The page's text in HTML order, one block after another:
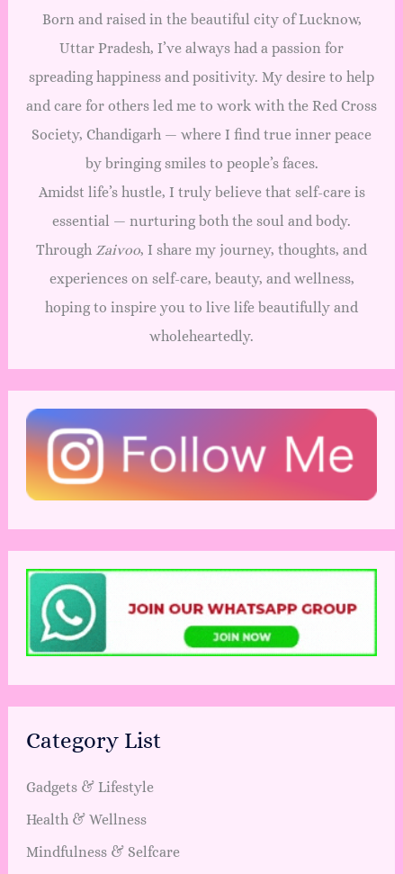
Born and raised in the beautiful city of Lucknow,
Uttar Pradesh, I’ve always had a passion for
spreading happiness and positivity. My desire to help
and care for others led me to work with the Red Cross
Society, Chandigarh — where I find true inner peace
by bringing smiles to people’s faces.
Amidst life’s hustle, I truly believe that self-care is
essential — nurturing both the soul and body.
Through Zaivoo, I share my journey, thoughts, and
experiences on self-care, beauty, and wellness,
hoping to inspire you to live life beautifully and
wholeheartedly.
Category List
Gadgets & Lifestyle
Health & Wellness
Mindfulness & Selfcare